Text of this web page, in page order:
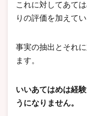
これに対してあて
りの評価を加えてい
事実の抽出とそれ
ます。
いいあてはめは経
うになりません。